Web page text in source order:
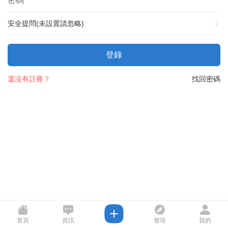
安全提問(未設置請忽略)
登錄
找回密碼
還沒有註冊？
首頁 資訊 發現 我的